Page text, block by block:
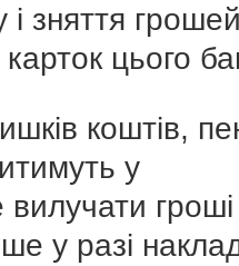
зняття
цього
коштів,
у
гроші
у разі